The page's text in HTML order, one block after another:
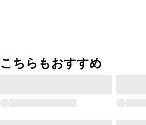
こちらもおすすめ